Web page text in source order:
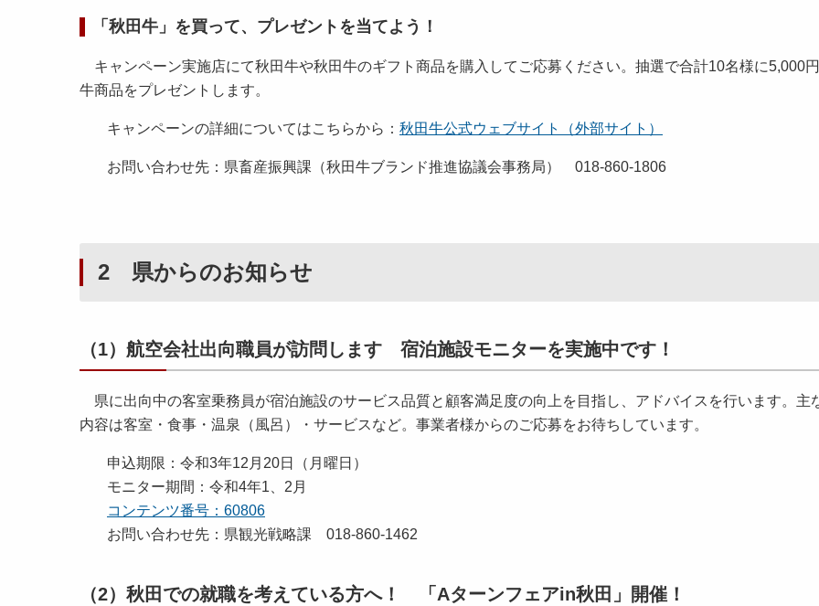
「秋田牛」を買って、プレゼントを当てよう！
キャンペーン実施店にて秋田牛や秋田牛のギフト商品を購入してご応募ください。抽選で合計10名様に5,000
牛商品をプレゼントします。
キャンペーンの詳細についてはこちらから： 秋田牛公式ウェブサイト（外部サイト）
お問い合わせ先：県畜産振興課（秋田牛ブランド推進協議会事務局） 018-860-1806
2 県からのお知らせ
（1）航空会社出向職員が訪問します 宿泊施設モニターを実施中です！
県に出向中の客室乗務員が宿泊施設のサービス品質と顧客満足度の向上を目指し、アドバイスを行います。主
内容は客室・食事・温泉（風呂）・サービスなど。事業者様からのご応募をお待ちしています。
申込期限：令和3年12月20日（月曜日）
モニター期間：令和4年1、2月
コンテンツ番号：60806
お問い合わせ先：県観光戦略課 018-860-1462
（2）秋田での就職を考えている方へ！ 「Aターンフェアin秋田」開催！